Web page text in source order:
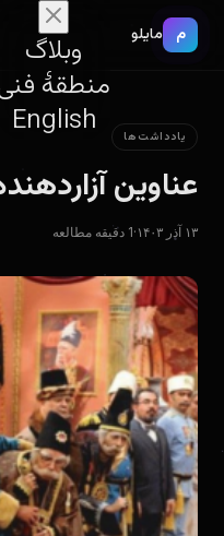
م مایلو
وبلاگ
منطقهٔ
English
یادداشت‌ها
عناوین
۱۳ آذر ۱۴۰۳ ·1 دقیقه مطالعه